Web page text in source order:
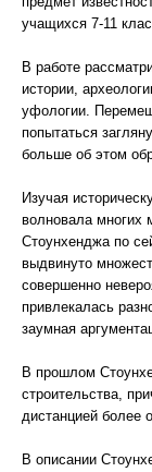
учащихся 7-11
В работе
истории,
уфологии.
попытаться
больше об этом
Изучая
волновала многих
Стоунхенджа по
выдвинуто
совершенно
привлекалась
заумная
В прошлом
строительства,
дистанцией более
В описании